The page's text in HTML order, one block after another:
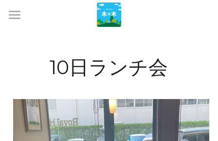
私たちの活動
私たちの決まり事
特定非営利活動法人
こどもたちの活動
キラキラえがお
フードパントリー
おとなたちの活動
木曜会
お問い合わせ
10日ランチ会